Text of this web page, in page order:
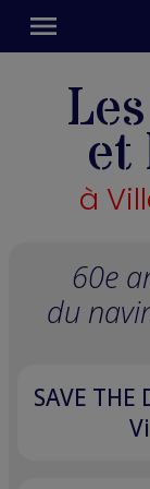
menu
et
à
60e
du
SAVE